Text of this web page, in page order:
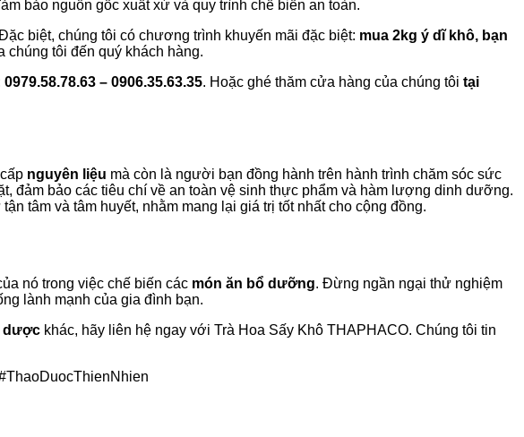
bảo nguồn gốc xuất xứ và quy trình chế biến an toàn.
biệt, chúng tôi có chương trình khuyến mãi đặc biệt: mua 2kg ý dĩ khô, bạn
chúng tôi đến quý khách hàng.
0979.58.78.63 – 0906.35.63.35. Hoặc ghé thăm cửa hàng của chúng tôi tại
nguyên liệu mà còn là người bạn đồng hành trên hành trình chăm sóc sức
đảm bảo các tiêu chí về an toàn vệ sinh thực phẩm và hàm lượng dinh dưỡng.
tâm và tâm huyết, nhằm mang lại giá trị tốt nhất cho cộng đồng.
nó trong việc chế biến các món ăn bổ dưỡng. Đừng ngần ngại thử nghiệm
lành mạnh của gia đình bạn.
dược khác, hãy liên hệ ngay với Trà Hoa Sấy Khô THAPHACO. Chúng tôi tin